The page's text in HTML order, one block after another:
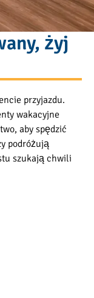
żyj
przyjazdu.
wakacyjne
aby spędzić
podróżują
szukają chwili